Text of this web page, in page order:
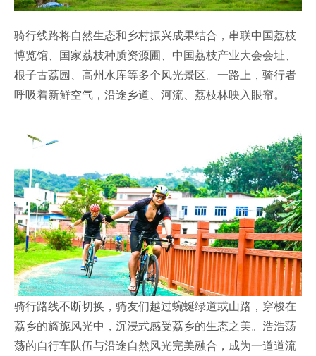
骑行线路将自然生态和乡村振兴成果结合，串联中国荔枝
博览馆、国家荔枝种质资源圃、中国荔枝产业大会会址、
根子古荔园、高州水库等多个风光景区。一路上，骑行者
呼吸着新鲜空气，沿途乡道、河流、荔枝林映入眼帘。
骑行路线不断切换，骑友们越过蜿蜒绿道或山路，穿梭在
荔乡的旖旎风光中，沉浸式感受荔乡的生态之美。浩浩荡
荡的自行车队伍与沿途自然风光完美融合，成为一道道流